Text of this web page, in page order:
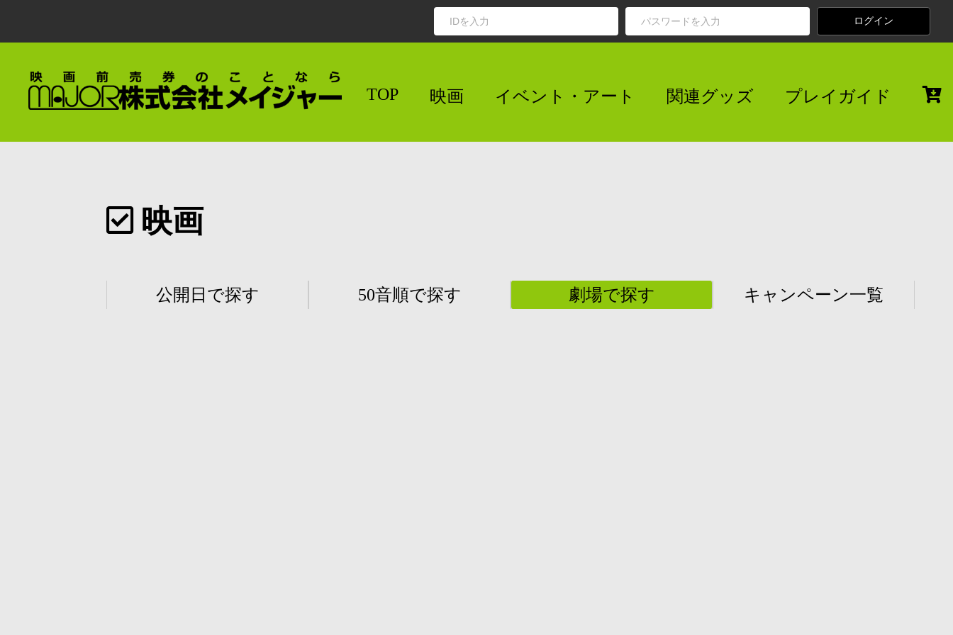
TOP 映画 イベント・アート 関連グッズ プレイガイド
映画
公開日で探す 50音順で探す 劇場で探す キャンペーン一覧